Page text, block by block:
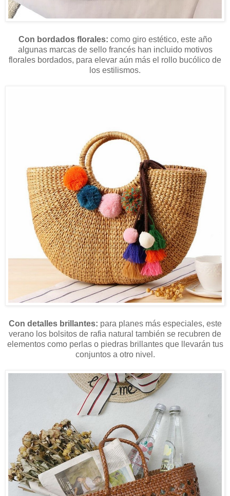
Con bordados florales: como giro estético, este año
algunas marcas de sello francés han incluido motivos
florales bordados, para elevar aún más el rollo bucólico de
los estilismos.
Con detalles brillantes: para planes más especiales, este
verano los bolsitos de rafia natural también se recubren de
elementos como perlas o piedras brillantes que llevarán tus
conjuntos a otro nivel.